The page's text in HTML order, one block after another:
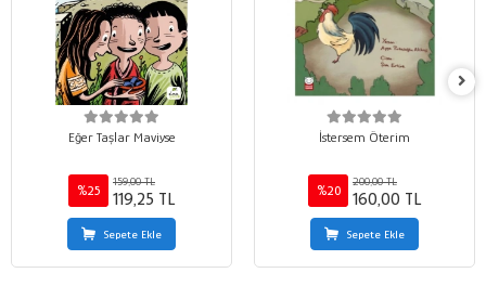
Eğer Taşlar Maviyse
%25
159,00 TL
119,25 TL
Sepete Ekle
İstersem Öterim
%20
200,00 TL
160,00 TL
Sepete Ekle